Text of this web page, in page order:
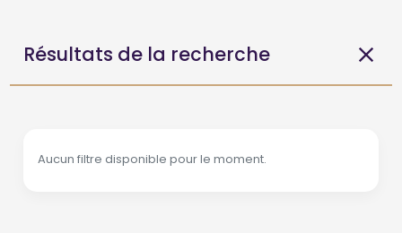
Résultats de la recherche
Aucun filtre disponible pour le moment.